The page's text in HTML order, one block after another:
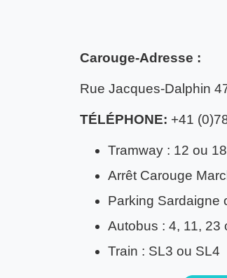
Carouge-Adresse :
Rue Jacques-Dalphin
TÉLÉPHONE: +41
Tramway : 12 ou 18
Arrêt Carouge
Parking Sardaigne
Autobus : 4, 11, 23
Train : SL3 ou SL4